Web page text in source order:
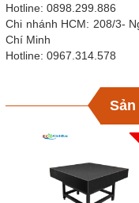
Hotline: 0898.299.886
Chi nhánh HCM: 208/3-
Chí Minh
Hotline: 0967.314.578